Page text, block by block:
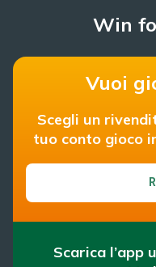
Win
Vuoi
Scegli un
tuo conto gioco
Scarica l’app